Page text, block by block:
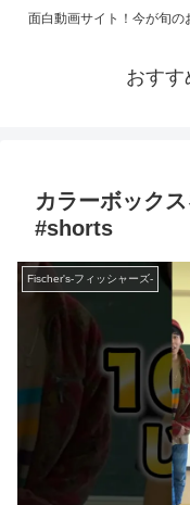
面白動画サイト！今が旬の
おすす
カラーボック
#shorts
Fischer's-フィッシャーズ-